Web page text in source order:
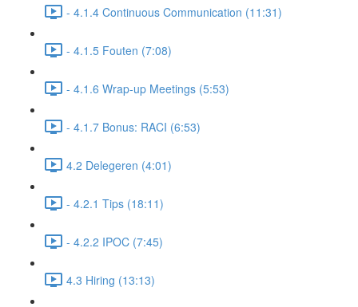
- 4.1.4 Continuous Communication (11:31)
- 4.1.5 Fouten (7:08)
- 4.1.6 Wrap-up Meetings (5:53)
- 4.1.7 Bonus: RACI (6:53)
4.2 Delegeren (4:01)
- 4.2.1 Tips (18:11)
- 4.2.2 IPOC (7:45)
4.3 Hiring (13:13)